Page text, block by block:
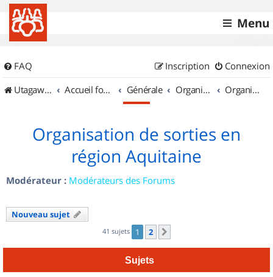
Menu
FAQ Connexion
Inscription
UtagawaVTT (Randos VTT et VTTAE avec traces GPS)
Accueil forum Générale Organisation de sorties & Recherche de partenaires Organisation de sorties en région Aquitaine
Organisation de sorties en
région Aquitaine
Modérateur : Modérateurs des Forums
Nouveau sujet
41 sujets 1 2
Sujets